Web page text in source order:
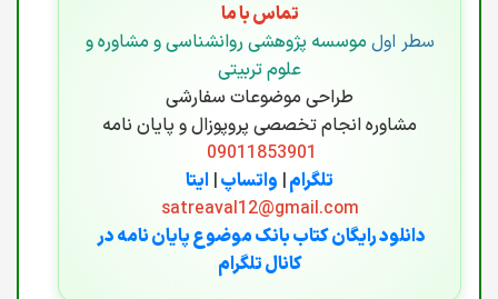
تماس با ما
سطر اول موسسه پژوهشی روانشناسی و مشاوره و
علوم تربیتی
طراحی موضوعات سفارشی
مشاوره انجام تخصصی پروپوزال و پایان نامه
09011853901
تلگرام| واتساپ| ایتا
satreaval12@gmail.com
دانلود رایگان کتاب بانک موضوع پایان نامه در
کانال تلگرام